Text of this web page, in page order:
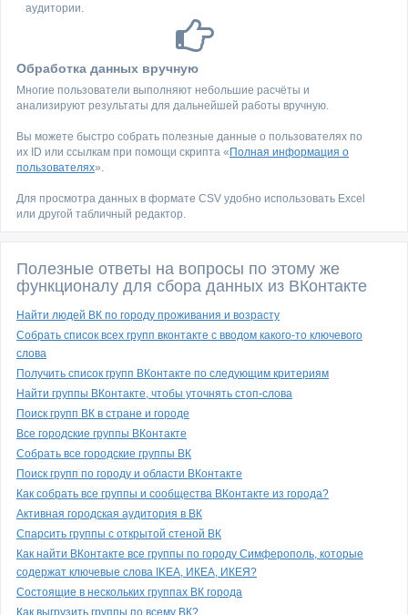
аудитории.
Обработка данных вручную
Многие пользователи выполняют небольшие расчёты и
анализируют результаты для дальнейшей работы вручную.
Вы можете быстро собрать полезные данные о пользователях по
их ID или ссылкам при помощи скрипта « Полная информация о
пользователях».
Для просмотра данных в формате CSV удобно использовать Excel
или другой табличный редактор.
Полезные ответы на вопросы по этому же
функционалу для сбора данных из ВКонтакте
Найти людей ВК по городу проживания и возрасту
Собрать список всех групп вконтакте с вводом какого-то ключевого
слова
Получить список групп ВКонтакте по следующим критериям
Найти группы ВКонтакте, чтобы уточнять стоп-слова
Поиск групп ВК в стране и городе
Все городские группы ВКонтакте
Собрать все городские группы ВК
Поиск групп по городу и области ВКонтакте
Как собрать все группы и сообщества ВКонтакте из города?
Активная городская аудитория в ВК
Спарсить группы с открытой стеной ВК
Как найти ВКонтакте все группы по городу Симферополь, которые
содержат ключевые слова IKEA, ИКЕА, ИКЕЯ?
Состоящие в нескольких группах ВК города
Как выгрузить группы по всему ВК?